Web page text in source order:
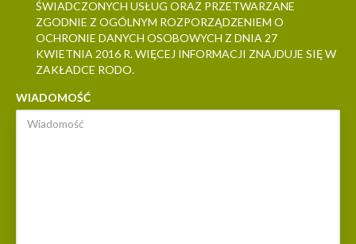
ŚWIADCZONYCH USŁUG ORAZ PRZETWARZANE
ZGODNIE Z OGÓLNYM ROZPORZĄDZENIEM O
OCHRONIE DANYCH OSOBOWYCH Z DNIA 27
KWIETNIA 2016 R. WIĘCEJ INFORMACJI ZNAJDUJE SIĘ W
ZAKŁADCE RODO.
WIADOMOŚĆ